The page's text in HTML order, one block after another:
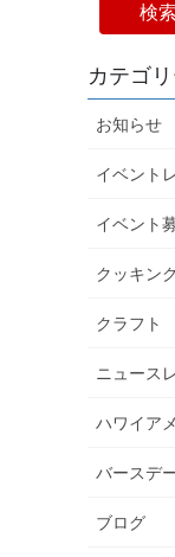
検索
カテゴ
お知らせ
イベント
イベント
クッキン
クラフト
ニュース
ハワイア
バースデ
ブログ